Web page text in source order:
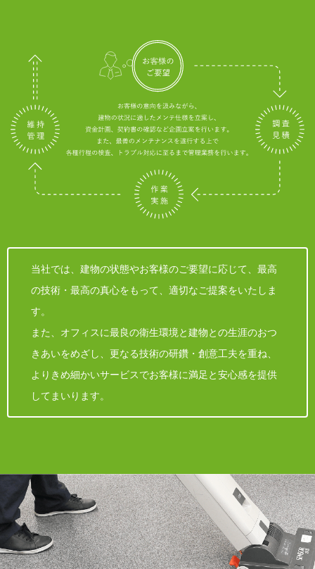
当社では、建物の状態やお客様のご要望に応じて、最高
の技術・最高の真心をもって、適切なご提案をいたしま
す。
また、オフィスに最良の衛生環境と建物との生涯のおつ
きあいをめざし、更なる技術の研鑽・創意工夫を重ね、
よりきめ細かいサービスでお客様に満足と安心感を提供
してまいります。